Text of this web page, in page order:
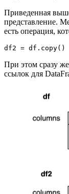
Приведенная
представление.
есть операция,
df2 = df.copy()
При этом сразу
ссылок для